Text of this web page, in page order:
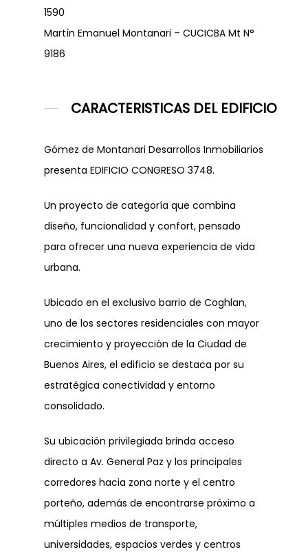
1590
Martín Emanuel Montanari – CUCICBA Mt N°
9186
CARACTERISTICAS DEL EDIFICIO
Gómez de Montanari Desarrollos Inmobiliarios
presenta EDIFICIO CONGRESO 3748.
Un proyecto de categoría que combina
diseño, funcionalidad y confort, pensado
para ofrecer una nueva experiencia de vida
urbana.
Ubicado en el exclusivo barrio de Coghlan,
uno de los sectores residenciales con mayor
crecimiento y proyección de la Ciudad de
Buenos Aires, el edificio se destaca por su
estratégica conectividad y entorno
consolidado.
Su ubicación privilegiada brinda acceso
directo a Av. General Paz y los principales
corredores hacia zona norte y el centro
porteño, además de encontrarse próximo a
múltiples medios de transporte,
universidades, espacios verdes y centros